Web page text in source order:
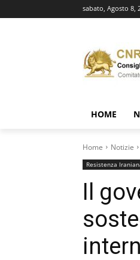
sabato, Agosto 8,
HOME
Home Notizie
Resistenza
Il